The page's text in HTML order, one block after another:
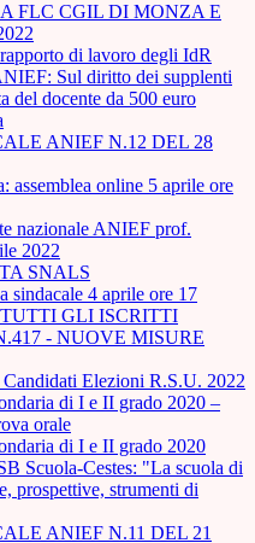
FLC CGIL DI MONZA E
di lavoro degli IdR
Sul diritto dei supplenti
del docente da 500 euro
ANIEF N.12 DEL 28
assemblea online 5 aprile ore
nazionale ANIEF prof.
2022
SNALS
sindacale 4 aprile ore 17
GLI ISCRITTI
- NUOVE MISURE
Elezioni R.S.U. 2022
di I e II grado 2020 –
orale
di I e II grado 2020
Scuola-Cestes: "La scuola di
prospettive, strumenti di
ANIEF N.11 DEL 21